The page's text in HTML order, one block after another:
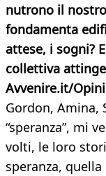
nutrono il
fondamenta
attese, i sogni?
collettiva
Avvenire.it/
Gordon, Amina,
“speranza”, mi
volti, le loro
speranza,